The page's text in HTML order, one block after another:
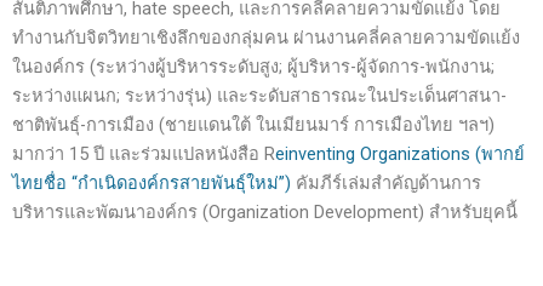
สันติภาพศึกษา, hate speech, และการคลี่คลายความขัดแย้ง โดย
ทำงานกับจิตวิทยาเชิงลึกของกลุ่มคน ผ่านงานคลี่คลายความขัดแย้ง
ในองค์กร (ระหว่างผู้บริหารระดับสูง; ผู้บริหาร-ผู้จัดการ-พนักงาน;
ระหว่างแผนก; ระหว่างรุ่น) และระดับสาธารณะในประเด็นศาสนา-
ชาติพันธุ์-การเมือง (ชายแดนใต้ ในเมียนมาร์ การเมืองไทย ฯลฯ)
มากว่า 15 ปี และร่วมแปลหนังสือ Reinventing Organizations (พากย์
ไทยชื่อ “กำเนิดองค์กรสายพันธุ์ใหม่”) คัมภีร์เล่มสำคัญด้านการ
บริหารและพัฒนาองค์กร (Organization Development) สำหรับยุคนี้